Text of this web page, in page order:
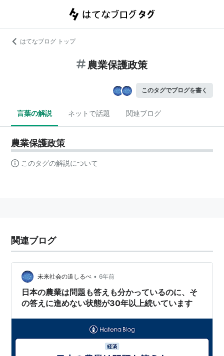
はてなブログ トップ
農業保護政策
このタグでブログを書く
言葉の解説 ネットで話題 関連ブログ
農業保護政策
このタグの解説について
関連ブログ
未来社会の道しるべ • 6年前
日本の農業は問題も答えも分かっているのに、そ
の答えに進めない状態が30年以上続いています